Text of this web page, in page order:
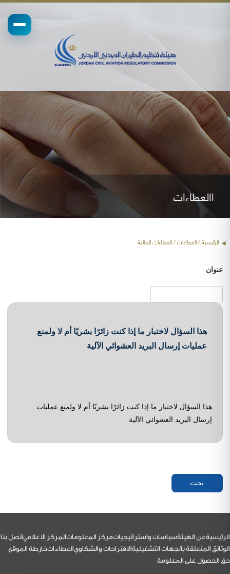
االعطاءات
الرئيسية/العطاءات/ العطاءات الحالية
عنوان
هذا السؤال لاختبار ما إذا كنت زائرًا بشريًا أم لا ولمنع
عمليات إرسال البريد العشوائي الآلية
هذا السؤال لاختبار ما إذا كنت زائرًا بشريًا أم لا ولمنع عمليات
إرسال البريد العشوائي الآلية
التذييل
الرئيسيةعن الهيئةسياسات واستراتيجياتمركز المعلوماتالمركز الاعلامياتصل بنا
الوثائق المتعلقة بالجهات التشغيليةالاقتراحات والشكاويالعطاءاتخارطة الموقع
حق الحصول على المعلومة